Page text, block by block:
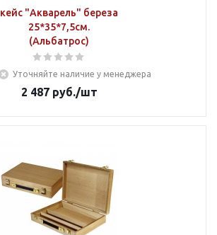
кейс "Акварель" береза
25*35*7,5см.
(Альбатрос)
Уточняйте наличие у менеджера
2 487руб./шт